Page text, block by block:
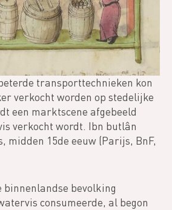
transporttechnieken kon
verkocht worden op stedelijke
een marktscene afgebeeld
verkocht wordt. Ibn butlân
midden 15de eeuw (Parijs, BnF,
binnenlandse bevolking
consumeerde, al begon